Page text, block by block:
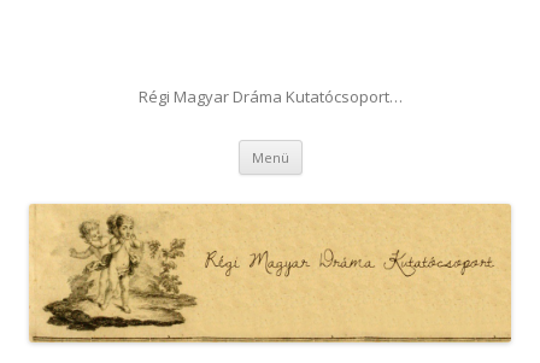
Régi Magyar Dráma Kutatócsoport…
Menü Tovább a tartalomra